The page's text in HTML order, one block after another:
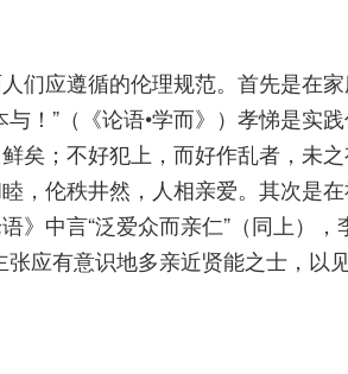
们应遵循的伦理规范。首先是在
！”（《论语•学而》）孝悌是实
矣；不好犯上，而好作乱者，未
，伦秩井然，人相亲爱。其次是
》中言“泛爱众而亲仁”（同上），
张应有意识地多亲近贤能之士，